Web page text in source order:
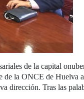
de la capital
de la ONCE de Huelva
dirección. Tras las